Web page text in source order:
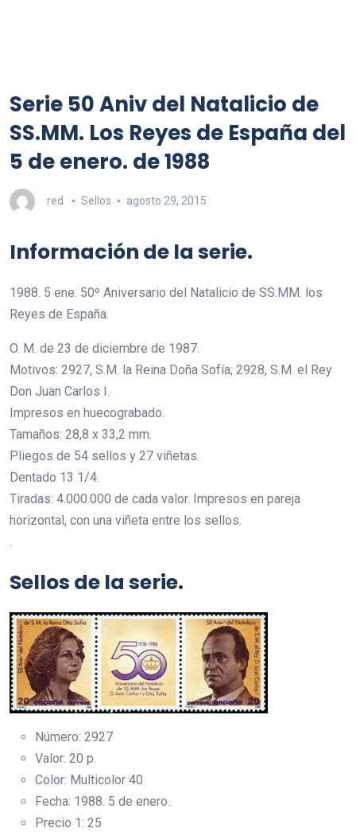
Serie 50 Aniv del Natalicio de
SS.MM. Los Reyes de España del
5 de enero. de 1988
red Sellos agosto 29, 2015
Información de la serie.
1988. 5 ene. 50º Aniversario del Natalicio de SS.MM. los
Reyes de España.
O. M. de 23 de diciembre de 1987.
Motivos: 2927, S.M. la Reina Doña Sofía; 2928, S.M. el Rey
Don Juan Carlos I.
Impresos en huecograbado.
Tamaños: 28,8 x 33,2 mm.
Pliegos de 54 sellos y 27 viñetas.
Dentado 13 1/4.
Tiradas: 4.000.000 de cada valor. Impresos en pareja
horizontal, con una viñeta entre los sellos.
.
Sellos de la serie.
Número: 2927
Valor: 20 p.
Color: Multicolor 40
Fecha: 1988. 5 de enero..
Precio 1: 25